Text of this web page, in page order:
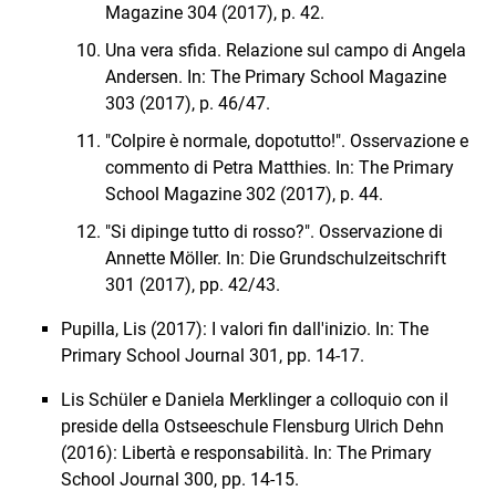
Magazine 304 (2017), p. 42.
Una vera sfida. Relazione sul campo di Angela
Andersen. In: The Primary School Magazine
303 (2017), p. 46/47.
"Colpire è normale, dopotutto!". Osservazione e
commento di Petra Matthies. In: The Primary
School Magazine 302 (2017), p. 44.
"Si dipinge tutto di rosso?". Osservazione di
Annette Möller. In: Die Grundschulzeitschrift
301 (2017), pp. 42/43.
Pupilla, Lis (2017): I valori fin dall'inizio. In: The
Primary School Journal 301, pp. 14-17.
Lis Schüler e Daniela Merklinger a colloquio con il
preside della Ostseeschule Flensburg Ulrich Dehn
(2016): Libertà e responsabilità. In: The Primary
School Journal 300, pp. 14-15.